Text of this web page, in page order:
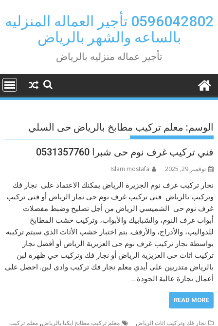
to
content
0596042802 تأجير العماله المنزليه
بالساعه والشهر بالرياض
تأجير عماله منزليه بالرياض
الوسم: معلم تركيب مطابخ بالرياض حى السلي
فني تركيب غرف نوم حى شبرا 0531357760
نوفمبر 29, 2025 Islam mostafa
نجار تركيب غرف نوم الجزيرة الرياض يمكنك الاعتماد على نجار فك
وتركيب بالرياض فني تركيب غرف نوم حى نمار الرياض أو فني تركيب
غرف نوم حى الشميسي الرياض من أجل تصليح وضبط مفصلات
أبواب غرف النوم، والشبابيك والأبواب، وتركيب خشب المطابخ
للدواليب، والأدراج، والأرفف. يتم اختبار خشب الأثاث الذي سيتم تركيبه
بواسطة نجار تركيب غرف نوم حى العزيزية الرياض أو أفضل نجار
تركيب اثاث حى العزيزية الرياض أو نجار فك وتركيب حي ظهرة لبن
بالرياض متدربين على أيدي معلم نجار فك تركيب وادى لبن. احصل على
أعمال نجارة عالية الجودة…
READ MORE
نجار فك وتركيب اثاث الرياض معلم تركيب مطابخ ايكيا بالرياض,معلم تركيب